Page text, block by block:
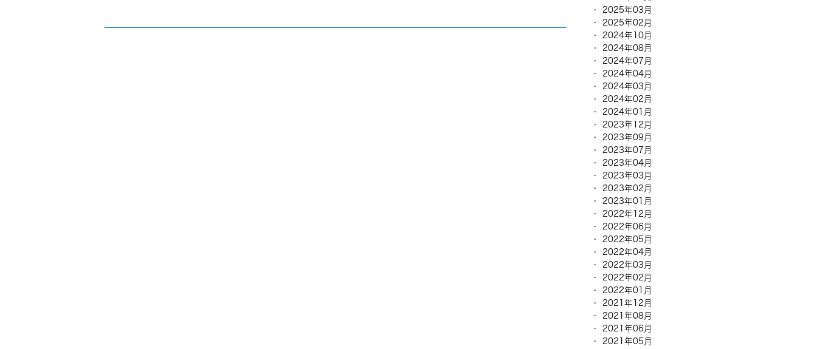
2025年03月
2025年02月
2024年10月
2024年08月
2024年07月
2024年04月
2024年03月
2024年02月
2024年01月
2023年12月
2023年09月
2023年07月
2023年04月
2023年03月
2023年02月
2023年01月
2022年12月
2022年06月
2022年05月
2022年04月
2022年03月
2022年02月
2022年01月
2021年12月
2021年08月
2021年06月
2021年05月